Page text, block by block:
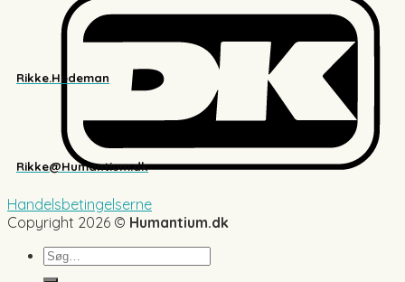
Rikke.Hedeman
Rikke@Humantium.dk
Handelsbetingelserne
Copyright 2026 © Humantium.dk
Søg
efter: